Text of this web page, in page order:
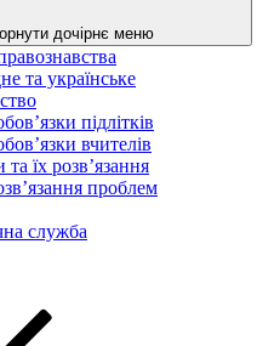
дочірнє меню
та українське
підлітків
вчителів
їх розв’язання
проблем
служба